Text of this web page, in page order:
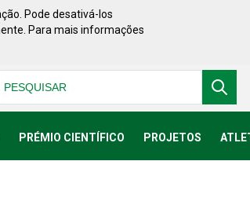
Pode desativá-los
Para mais informações
PRÉMIO CIENTÍFICO PROJETOS